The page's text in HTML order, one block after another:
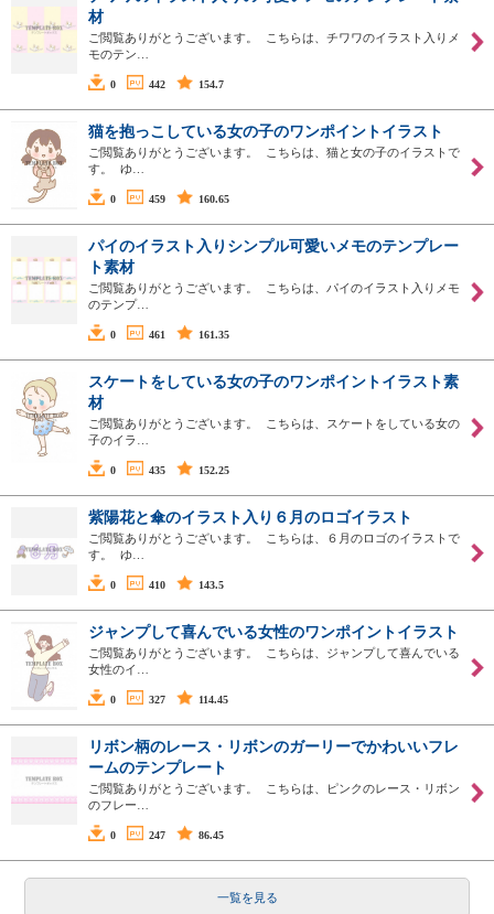
材
ご閲覧ありがとうございます。 こちらは、チワワのイラスト入りメ
モのテン…
0 442 154.7
猫を抱っこしている女の子のワンポイントイラスト
ご閲覧ありがとうございます。 こちらは、猫と女の子のイラストで
す。 ゆ…
0 459 160.65
パイのイラスト入りシンプル可愛いメモのテンプレー
ト素材
ご閲覧ありがとうございます。 こちらは、パイのイラスト入りメモ
のテンプ…
0 461 161.35
スケートをしている女の子のワンポイントイラスト素
材
ご閲覧ありがとうございます。 こちらは、スケートをしている女の
子のイラ…
0 435 152.25
紫陽花と傘のイラスト入り６月のロゴイラスト
ご閲覧ありがとうございます。 こちらは、６月のロゴのイラストで
す。 ゆ…
0 410 143.5
ジャンプして喜んでいる女性のワンポイントイラスト
ご閲覧ありがとうございます。 こちらは、ジャンプして喜んでいる
女性のイ…
0 327 114.45
リボン柄のレース・リボンのガーリーでかわいいフレ
ームのテンプレート
ご閲覧ありがとうございます。 こちらは、ピンクのレース・リボン
のフレー…
0 247 86.45
一覧を見る